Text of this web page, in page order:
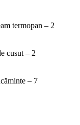
termopan – 2
cusut – 2
– 7